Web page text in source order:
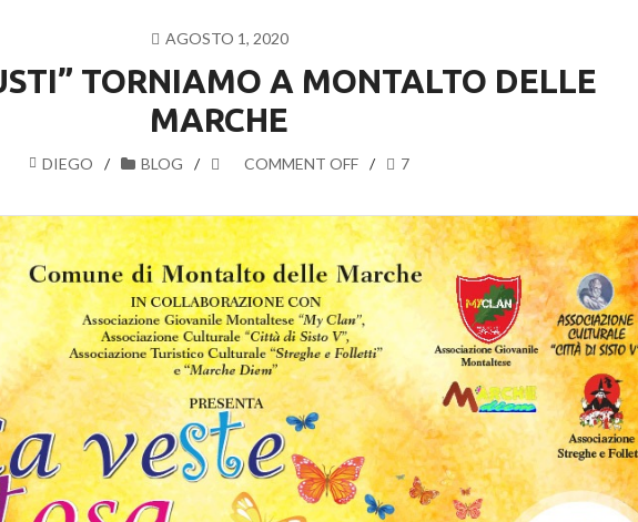
AGOSTO 1, 2020
TORNIAMO A MONTALTO DELLE
MARCHE
DIEGO BLOG COMMENT OFF 7